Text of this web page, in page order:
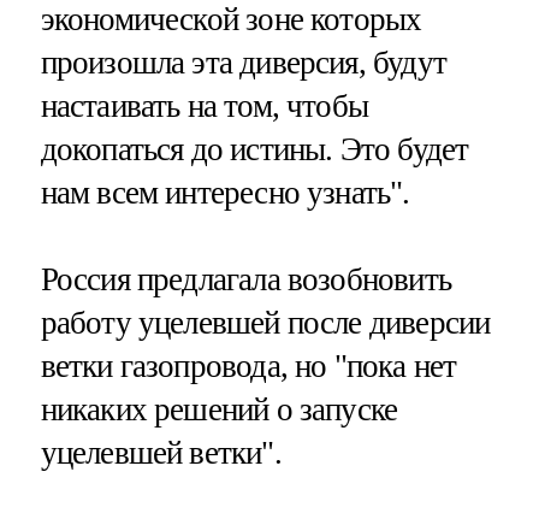
экономической зоне которых
произошла эта диверсия, будут
настаивать на том, чтобы
докопаться до истины. Это будет
нам всем интересно узнать".
Россия предлагала возобновить
работу уцелевшей после диверсии
ветки газопровода, но "пока нет
никаких решений о запуске
уцелевшей ветки".